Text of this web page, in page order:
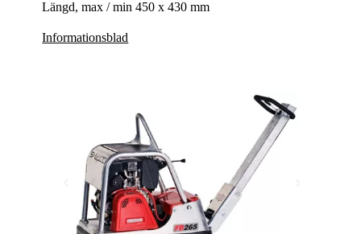
Längd, max / min 450 x 430 mm
Informationsblad